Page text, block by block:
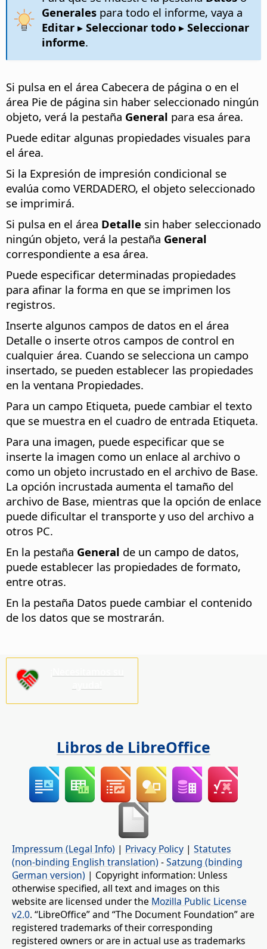
Generalespara todo el informe, vaya a
Editar ▸ Seleccionar todo ▸ Seleccionar
informe.
Si pulsa en el área Cabecera de página o en el
área Pie de página sin haber seleccionado ningún
objeto, verá la pestaña General para esa área.
Puede editar algunas propiedades visuales para
el área.
Si la Expresión de impresión condicional se
evalúa como VERDADERO, el objeto seleccionado
se imprimirá.
Si pulsa en el área Detalle sin haber seleccionado
ningún objeto, verá la pestaña General
correspondiente a esa área.
Puede especificar determinadas propiedades
para afinar la forma en que se imprimen los
registros.
Inserte algunos campos de datos en el área
Detalle o inserte otros campos de control en
cualquier área. Cuando se selecciona un campo
insertado, se pueden establecer las propiedades
en la ventana Propiedades.
Para un campo Etiqueta, puede cambiar el texto
que se muestra en el cuadro de entrada Etiqueta.
Para una imagen, puede especificar que se
inserte la imagen como un enlace al archivo o
como un objeto incrustado en el archivo de Base.
La opción incrustada aumenta el tamaño del
archivo de Base, mientras que la opción de enlace
puede dificultar el transporte y uso del archivo a
otros PC.
En la pestaña General de un campo de datos,
puede establecer las propiedades de formato,
entre otras.
En la pestaña Datos puede cambiar el contenido
de los datos que se mostrarán.
Libros de LibreOffice
Impressum (Legal Info) | Privacy Policy | Statutes
(non-binding English translation) -Satzung (binding
German version) | Copyright information: Unless
otherwise specified, all text and images on this
website are licensed under the Mozilla Public License
v2.0. “LibreOffice” and “The Document Foundation” are
registered trademarks of their corresponding
registered owners or are in actual use as trademarks